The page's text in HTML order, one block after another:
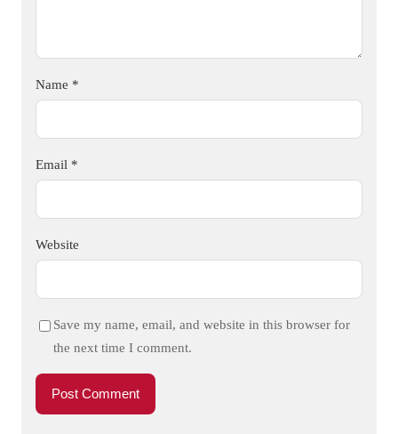
Name *
Email *
Website
Save my name, email, and website in this browser for
the next time I comment.